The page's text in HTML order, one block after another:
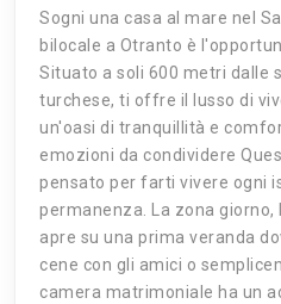
Sogni una casa al mare nel
bilocale a Otranto è
Situato a soli 600 metri dalle
turchese, ti offre il lusso di
un'oasi di tranquillità e
emozioni da condividere
pensato per farti vivere ogni
permanenza. La zona
apre su una prima veranda
cene con gli amici o
camera matrimoniale ha un